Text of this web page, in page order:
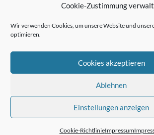
Cookie-Zustimmung
Wir verwenden Cookies, um unsere Website und
optimieren.
Cookies akzeptieren
Ablehnen
Einstellungen anzeigen
Cookie-RichtlinieImpressum
Mastodon
Twitter
LinkedIn
© Sanremo-Festival.de|CoverNews